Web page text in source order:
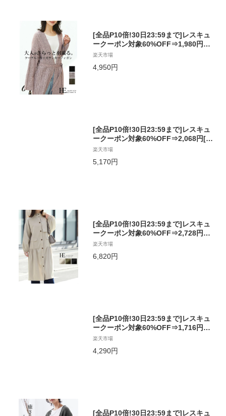
[全品P10倍!30日23:59まで]レスキュ
ークーポン対象60%OFF⇒1,980円大
人がさらっと羽織る洗練ロングカーデ
ィガン。ワイドリブ＆ケーブルニット
ロングカーディガン/もっちり ニット
楽天市場
4,950円
[全品P10倍!30日23:59まで]レスキュ
ークーポン対象60%OFF⇒2,068円[送
料無料!]さっと羽織れるライトアウタ
ー。ジャガードニットポンチョ/ポン
チョ ストール ケープ ジャガード ニッ
楽天市場
5,170円
[全品P10倍!30日23:59まで]レスキュ
ークーポン対象60%OFF⇒2,728円大
人可愛いデザイン。フード付きライト
アウター/コート アウター ギャザー フ
ード レディース ロング丈 羽織り ライ
楽天市場
6,820円
[全品P10倍!30日23:59まで]レスキュ
ークーポン対象60%OFF⇒1,716円カ
ラーで魅せる。インターシャBIGチェ
ックカーデ/カーディガン カーデ チェ
ック 羽織り レディース アウター ニッ
楽天市場
4,290円
[全品P10倍!30日23:59まで]レスキュ